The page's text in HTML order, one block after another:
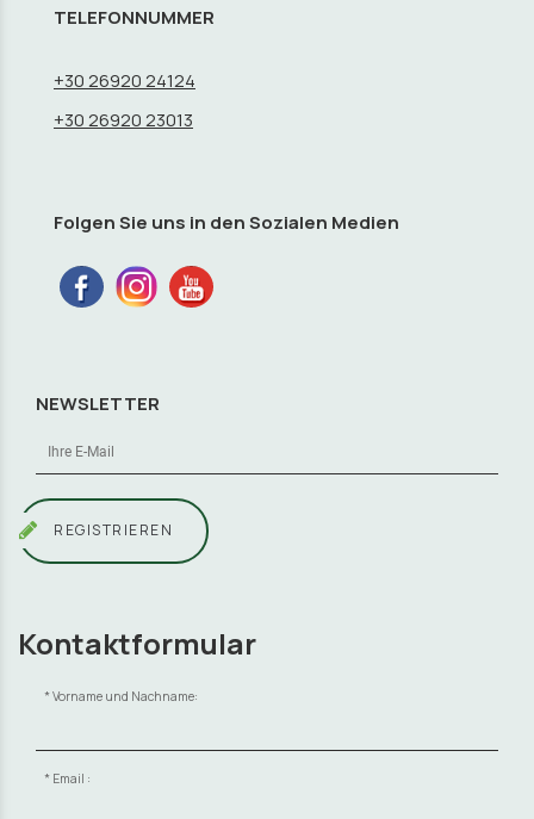
TELEFONNUMMER
+30 26920 24124
+30 26920 23013
Folgen Sie uns in den Sozialen Medien
NEWSLETTER
REGISTRIEREN
Kontaktformular
Vorname und Nachname:
Email :